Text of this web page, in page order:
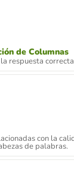
de Columnas
respuesta correcta
con la
de palabras.